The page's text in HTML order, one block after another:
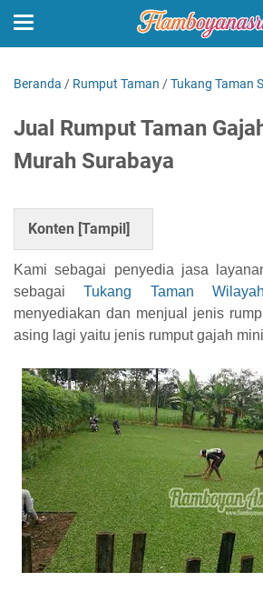
Beranda / Rumput Taman /Tukang Taman
Jual Rumput Taman
Murah Surabaya
Konten [Tampil]
Kami sebagai penyedia jasa
sebagaiTukang Taman
menyediakan dan menjual jenis
asing lagi yaitu jenis rumput gajah